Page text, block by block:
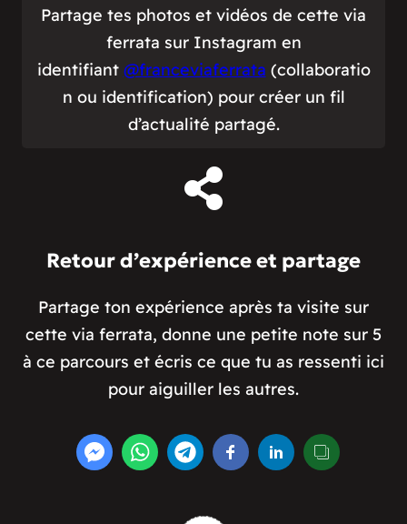
Partage tes photos et vidéos de cette via
ferrata sur Instagram en
identifiant @franceviaferrata (collaboratio
n ou identification) pour créer un fil
d’actualité partagé.
Retour d’expérience et partage
Partage ton expérience après ta visite sur
cette via ferrata, donne une petite note sur 5
à ce parcours et écris ce que tu as ressenti ici
pour aiguiller les autres.